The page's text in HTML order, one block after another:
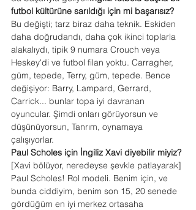
futbol kültürüne sarıldığı için mi başarısız?
Bu değişti; tarz biraz daha teknik. Eskiden
daha doğrudandı, daha çok ikinci toplarla
alakalıydı, tipik 9 numara Crouch veya
Heskey'di ve futbol filan yoktu. Carragher,
güm, tepede, Terry, güm, tepede. Bence
değişiyor: Barry, Lampard, Gerrard,
Carrick... bunlar topa iyi davranan
oyuncular. Şimdi onları görüyorsun ve
düşünüyorsun, Tanrım, oynamaya
çalışıyorlar.
Paul Scholes için İngiliz Xavi diyebilir miyiz?
[Xavi bölüyor, neredeyse şevkle patlayarak]
Paul Scholes! Rol modeli. Benim için, ve
bunda ciddiyim, benim son 15, 20 senede
gördüğüm en iyi merkez ortasaha